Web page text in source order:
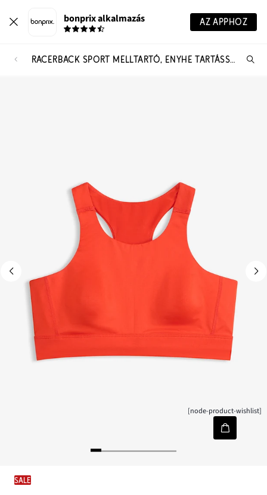
bonprix alkalmazás AZ APPHOZ
RACERBACK SPORT MELLTARTÓ, ENYHE TARTÁSSAL
[node-product-wishlist]
SALE